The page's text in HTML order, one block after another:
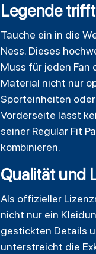
Legende
Tauche ein in die
Ness. Dieses
Muss für jeden Fan
Material nicht nur
Sporteinheiten
Vorderseite lässt
seiner Regular Fit
kombinieren.
Qualität und
Als offizieller
nicht nur ein
gestickten Details
unterstreicht die